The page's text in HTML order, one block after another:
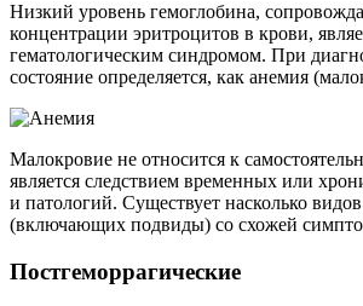
Низкий уровень гемоглобина,
концентрации эритроцитов в крови,
гематологическим синдромом. При
состояние определяется, как анемия
Малокровие не относится к
является следствием временных или
и патологий. Существует насколько
(включающих подвиды) со схожей
Постгеморрагические